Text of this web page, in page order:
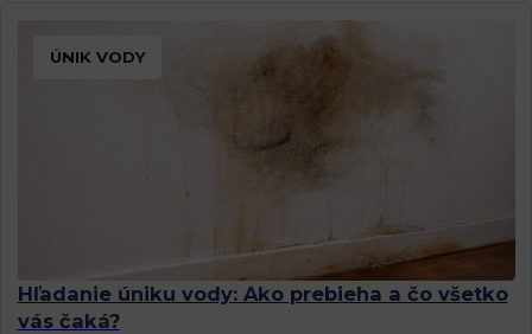
ÚNIK VODY
Hľadanie úniku vody: Ako prebieha a čo všetko
vás čaká?